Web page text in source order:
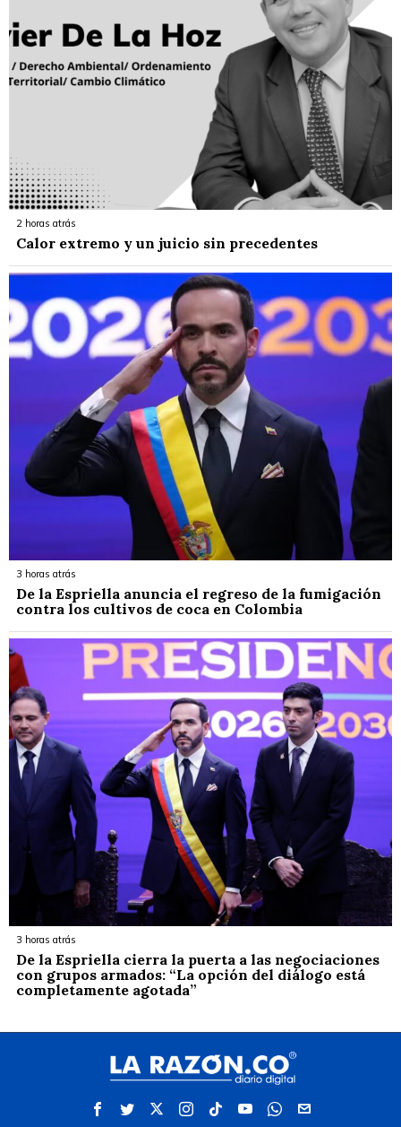
2 horas atrás
Calor extremo y un juicio sin precedentes
3 horas atrás
De la Espriella anuncia el regreso de la fumigación
contra los cultivos de coca en Colombia
3 horas atrás
De la Espriella cierra la puerta a las negociaciones
con grupos armados: “La opción del diálogo está
completamente agotada”